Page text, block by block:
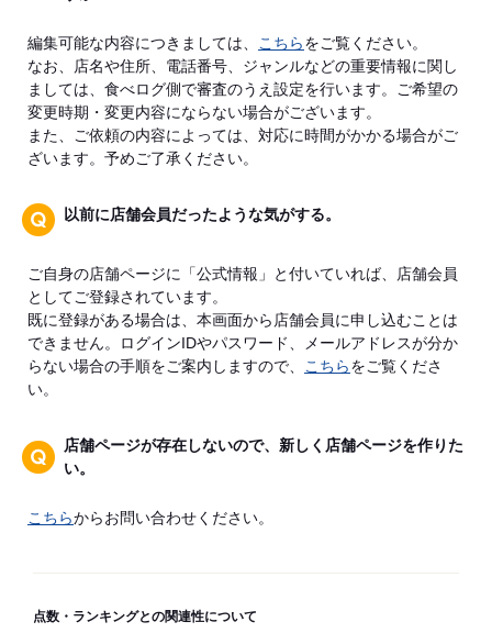
編集可能な内容につきましては、 こちらをご覧ください。
なお、店名や住所、電話番号、ジャンルなどの重要情報に関し
ましては、食べログ側で審査のうえ設定を行います。ご希望の
変更時期・変更内容にならない場合がございます。
また、ご依頼の内容によっては、対応に時間がかかる場合がご
ざいます。予めご了承ください。
以前に店舗会員だったような気がする。
ご自身の店舗ページに「公式情報」と付いていれば、店舗会員
としてご登録されています。
既に登録がある場合は、本画面から店舗会員に申し込むことは
できません。ログインIDやパスワード、メールアドレスが分か
らない場合の手順をご案内しますので、
こちらをご覧くださ
い。
店舗ページが存在しないので、新しく店舗ページを作りた
い。
こちらからお問い合わせください。
点数・ランキングとの関連性について